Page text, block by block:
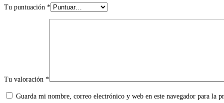
Tu puntuación *
Tu valoración *
Guarda mi nombre, correo electrónico y web en este navegador para la